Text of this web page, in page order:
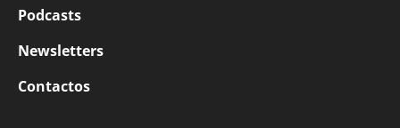
Podcasts
Newsletters
Contactos